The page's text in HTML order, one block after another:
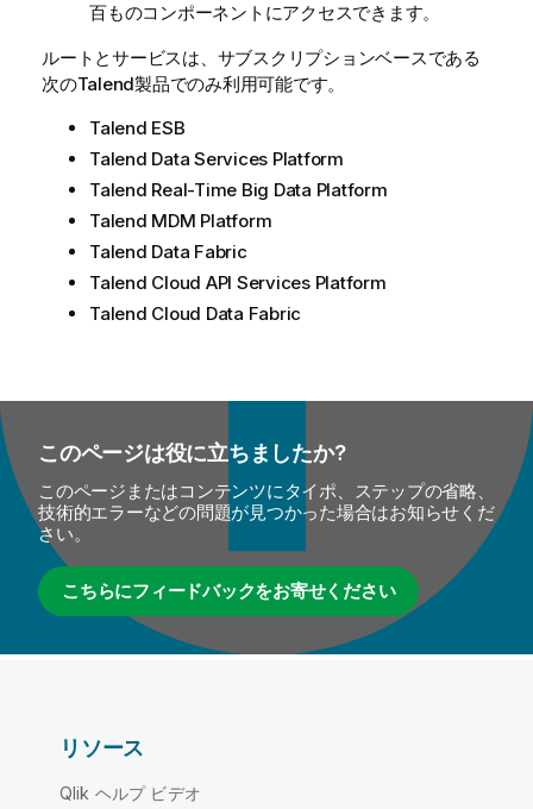
百ものコンポーネントにアクセスできます。
ルートとサービスは、サブスクリプションベースである
次のTalend製品でのみ利用可能です。
Talend ESB
Talend Data Services Platform
Talend Real-Time Big Data Platform
Talend MDM Platform
Talend Data Fabric
Talend Cloud API Services Platform
Talend Cloud Data Fabric
このページは役に立ちましたか?
このページまたはコンテンツにタイポ、ステップの省略、
技術的エラーなどの問題が見つかった場合はお知らせくだ
さい。
こちらにフィードバックをお寄せください
リソース
Qlik ヘルプ ビデオ